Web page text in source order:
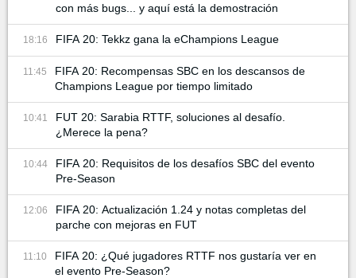
con más bugs... y aquí está la demostración
18:16 FIFA 20: Tekkz gana la eChampions League
11:45
FIFA 20: Recompensas SBC en los descansos de
Champions League por tiempo limitado
10:41
FUT 20: Sarabia RTTF, soluciones al desafío.
¿Merece la pena?
10:44
FIFA 20: Requisitos de los desafíos SBC del evento
Pre-Season
12:06
FIFA 20: Actualización 1.24 y notas completas del
parche con mejoras en FUT
11:10
FIFA 20: ¿Qué jugadores RTTF nos gustaría ver en
el evento Pre-Season?